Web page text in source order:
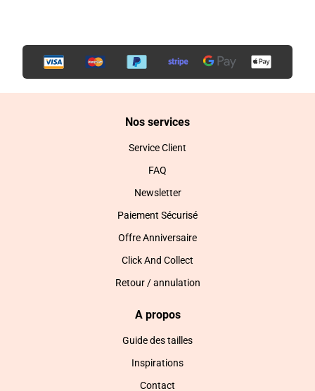
Nos services
Service Client
FAQ
Newsletter
Paiement Sécurisé
Offre Anniversaire
Click And Collect
Retour / annulation
A propos
Guide des tailles
Inspirations
Contact